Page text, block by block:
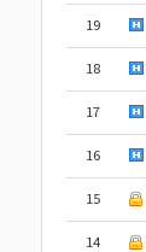
19
18
17
16
15
14